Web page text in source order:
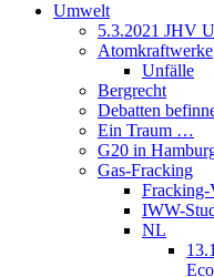
Umwelt
5.3.2021 JHV
Atomkraftwerke
Unfälle
Bergrecht
Debatten
Ein Traum …
G20 in
Gas-Fracking
Fracking-
IWW-
NL